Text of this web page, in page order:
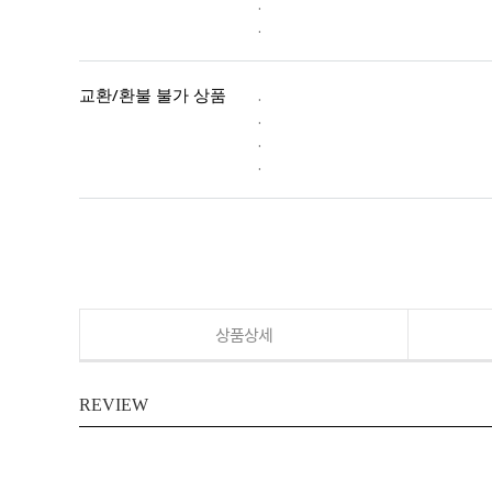
.
교환/환불 불가 상품
.
.
.
.
상품상세
REVIEW